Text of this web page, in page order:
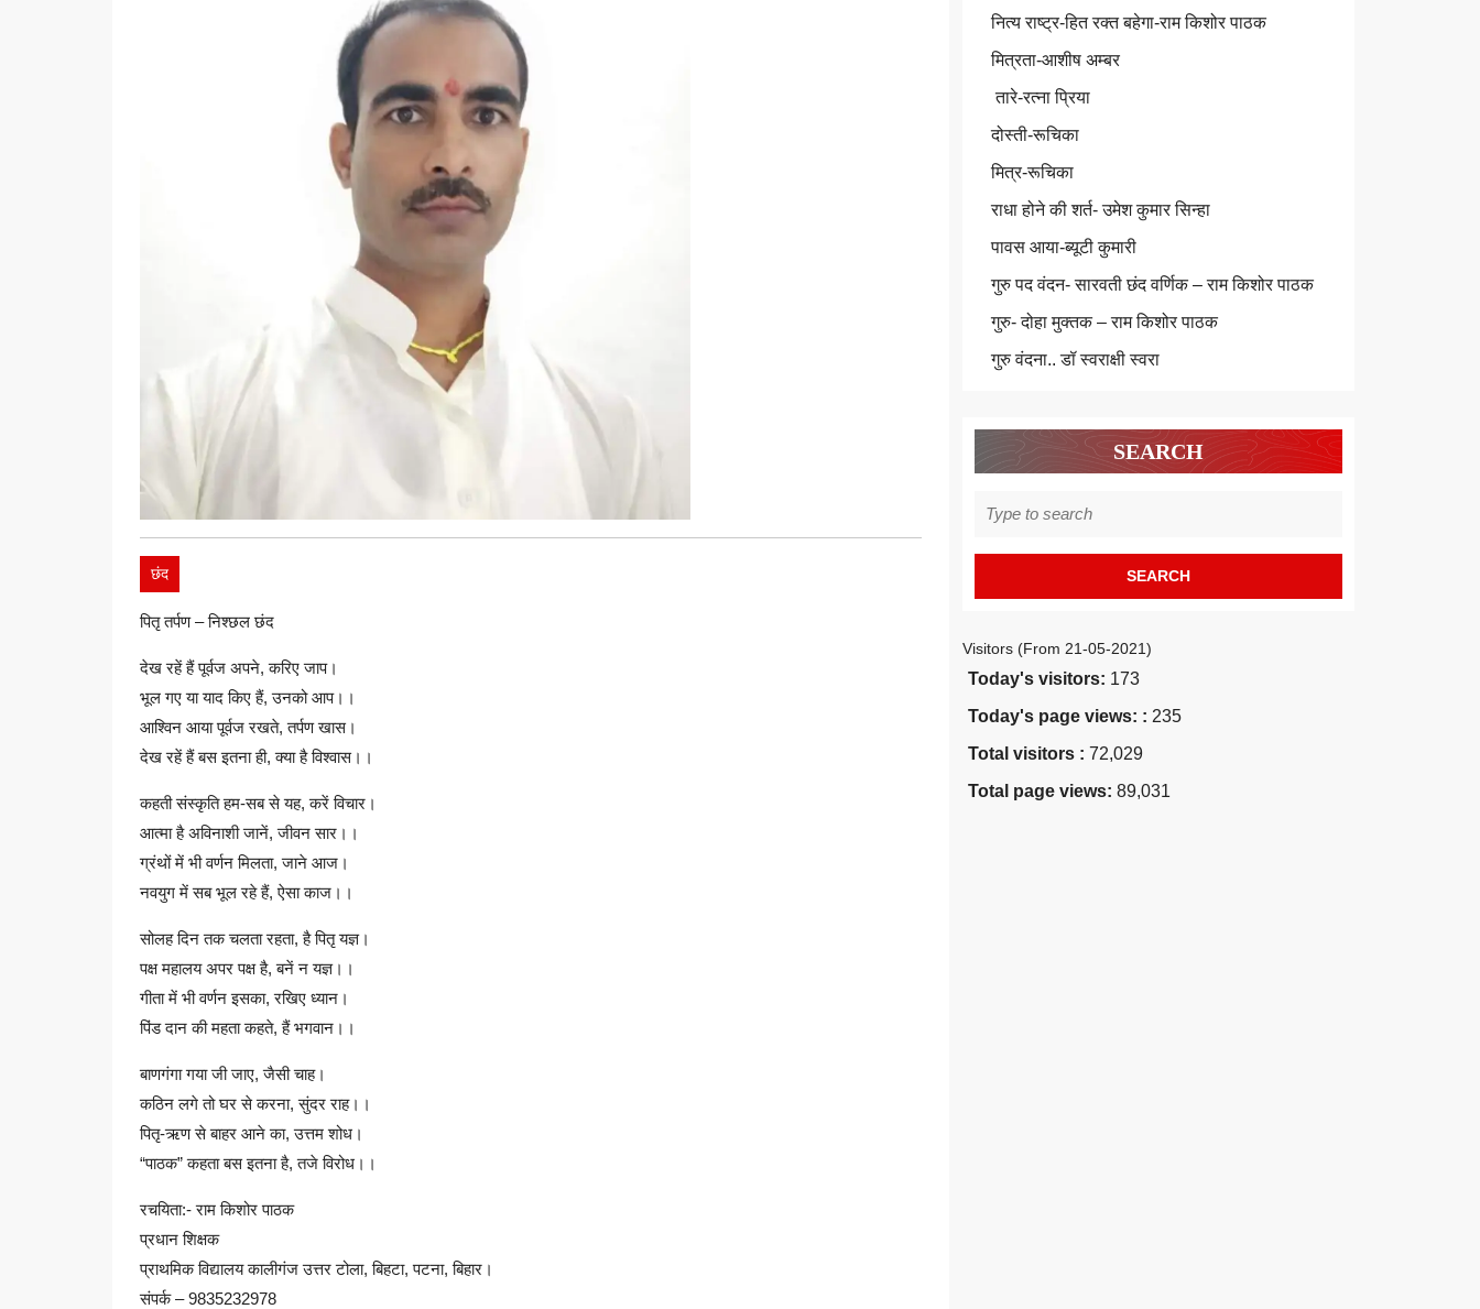
छंद
पितृ तर्पण – निश्छल छंद
देख रहें हैं पूर्वज अपने, करिए जाप।
भूल गए या याद किए हैं, उनको आप।।
आश्विन आया पूर्वज रखते, तर्पण खास।
देख रहें हैं बस इतना ही, क्या है विश्वास।।
कहती संस्कृति हम-सब से यह, करें विचार।
आत्मा है अविनाशी जानें, जीवन सार।।
ग्रंथों में भी वर्णन मिलता, जाने आज।
नवयुग में सब भूल रहे हैं, ऐसा काज।।
सोलह दिन तक चलता रहता, है पितृ यज्ञ।
पक्ष महालय अपर पक्ष है, बनें न यज्ञ।।
गीता में भी वर्णन इसका, रखिए ध्यान।
पिंड दान की महता कहते, हैं भगवान।।
बाणगंगा गया जी जाए, जैसी चाह।
कठिन लगे तो घर से करना, सुंदर राह।।
पितृ-ऋण से बाहर आने का, उत्तम शोध।
“पाठक” कहता बस इतना है, तजे विरोध।।
रचयिता:- राम किशोर पाठक
प्रधान शिक्षक
प्राथमिक विद्यालय कालीगंज उत्तर टोला, बिहटा, पटना, बिहार।
संपर्क – 9835232978
नित्य राष्ट्र-हित रक्त बहेगा-राम किशोर पाठक
मित्रता-आशीष अम्बर
तारे-रत्ना प्रिया
दोस्ती-रूचिका
मित्र-रूचिका
राधा होने की शर्त- उमेश कुमार सिन्हा
पावस आया-ब्यूटी कुमारी
गुरु पद वंदन- सारवती छंद वर्णिक – राम किशोर पाठक
गुरु- दोहा मुक्तक – राम किशोर पाठक
गुरु वंदना.. डॉ स्वराक्षी स्वरा
SEARCH
for:
Visitors (From 21-05-2021)
Today's visitors: 173
Today's page views: : 235
Total visitors : 72,029
Total page views: 89,031